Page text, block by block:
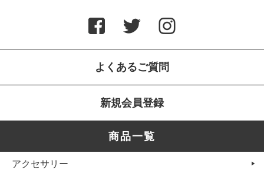
よくあるご質問
新規会員登録
商品一覧
アクセサリー